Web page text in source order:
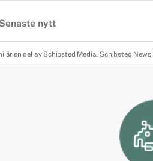
nytt
är en del av Schibsted Media. Schibsted